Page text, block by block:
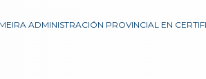
ADMINISTRACIÓN PROVINCIAL EN